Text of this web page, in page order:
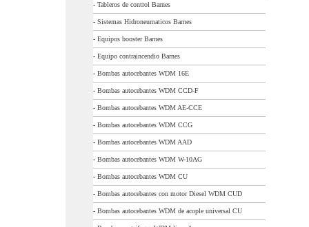
- Tableros de control Barnes
- Sistemas Hidroneumaticos Barnes
- Equipos booster Barnes
- Equipo contraincendio Barnes
- Bombas autocebantes WDM 16E
- Bombas autocebantes WDM CCD-F
- Bombas autocebantes WDM AE-CCE
- Bombas autocebantes WDM CCG
- Bombas autocebantes WDM AAD
- Bombas autocebantes WDM W-10AG
- Bombas autocebantes WDM CU
- Bombas autocebantes con motor Diesel WDM CUD
- Bombas autocebantes WDM de acople universal CU